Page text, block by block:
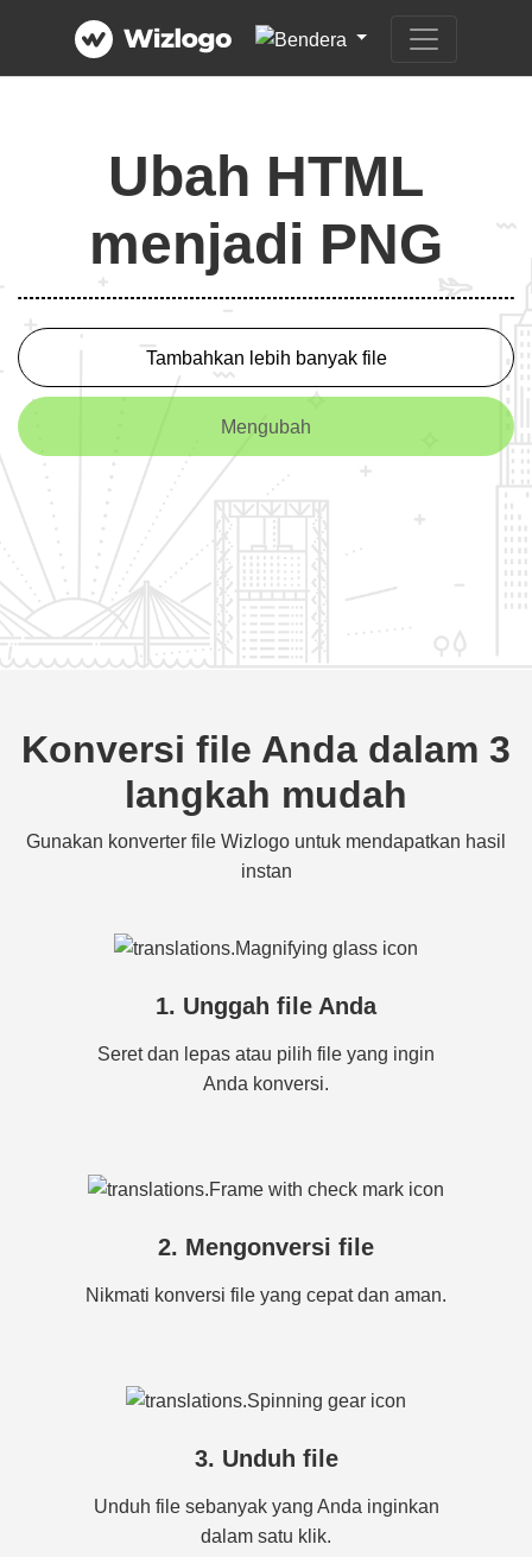
Ubah HTML
menjadi PNG
Tambahkan lebih banyak file
Mengubah
Konversi file Anda dalam 3
langkah mudah
Gunakan konverter file Wizlogo untuk mendapatkan hasil
instan
1. Unggah file Anda
Seret dan lepas atau pilih file yang ingin
Anda konversi.
2. Mengonversi file
Nikmati konversi file yang cepat dan aman.
3. Unduh file
Unduh file sebanyak yang Anda inginkan
dalam satu klik.